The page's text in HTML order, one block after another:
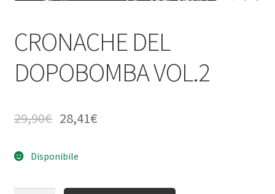
CRONACHE DEL
DOPOBOMBA VOL.2
29,90€ 28,41€
Disponibile